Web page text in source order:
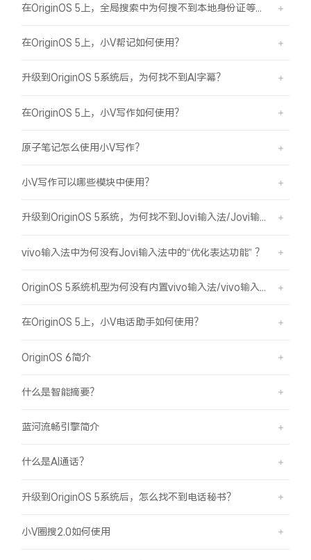
在OriginOS 5上，小V帮记如何使用？
升级到OriginOS 5系统后，为何找不到AI字幕？
在OriginOS 5上，小V写作如何使用？
原子笔记怎么使用小V写作？
小V写作可以哪些模块中使用？
升级到OriginOS 5系统，为何找不到Jovi输入法/Jovi输入法Pro？
vivo输入法中为何没有Jovi输入法中的“优化表达功能” ？
在OriginOS 5上，小V电话助手如何使用？
OriginOS 6简介
什么是智能摘要？
蓝河流畅引擎简介
什么是AI通话？
升级到OriginOS 5系统后，怎么找不到电话秘书？
小V圈搜2.0如何使用